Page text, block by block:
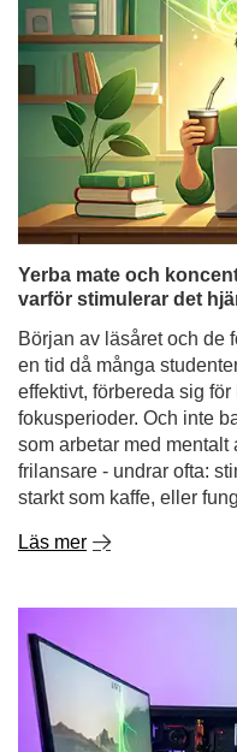
Yerba mate och
varför stimulerar det
Början av läsåret och de
en tid då många
effektivt, förbereda sig
fokusperioder. Och inte
som arbetar med mentalt
starkt som kaffe, eller
Läs mer